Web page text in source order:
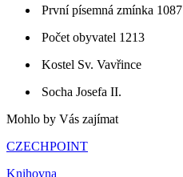
První písemná zmínka 1087
Počet obyvatel 1213
Kostel Sv. Vavřince
Socha Josefa II.
Mohlo by Vás zajímat
CZECHPOINT
Knihovna